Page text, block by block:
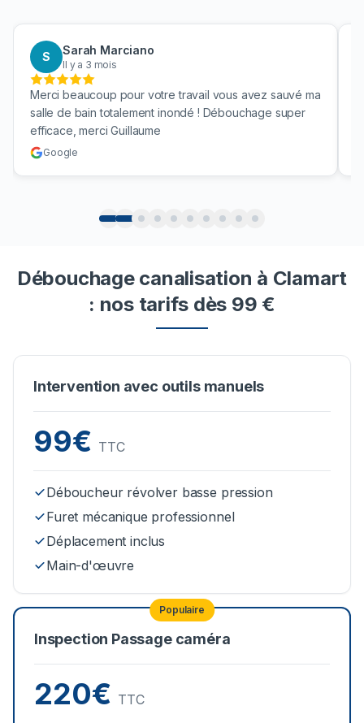
S Sarah Marciano
Il y a 3 mois
Merci beaucoup pour votre travail vous avez sauvé ma
salle de bain totalement inondé ! Débouchage super
efficace, merci Guillaume
Google
Débouchage canalisation à Clamart
: nos tarifs dès 99 €
Intervention avec outils manuels
99€ TTC
Déboucheur révolver basse pression
Furet mécanique professionnel
Déplacement inclus
Main-d'œuvre
Populaire
Inspection Passage caméra
220€ TTC